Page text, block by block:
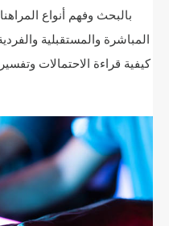
بالبحث وفهم أنواع
المباشرة والمستقبلية
كيفية قراءة الاحتمالات